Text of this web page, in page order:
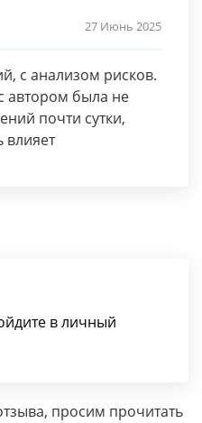
27 Июнь 2025
с анализом рисков.
автором была не
почти сутки,
влияет
в личный
просим прочитать